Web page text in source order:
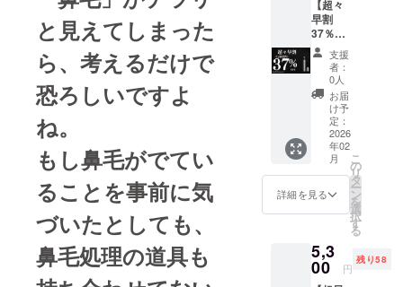
と見えてしまった
ら、考えるだけで
恐ろしいですよ
ね。
もし鼻毛がでてい
ることを事前に気
づいたとしても、
鼻毛処理の道具も
応援、よろ
しくお願い
いたしま
【超々
早割
37％OF
F】
NoseFit
Trimme
r x 1 一
般販売
予定価
格7,800
込）送
料当社
負担
【配送
時期】
着は
2026年
2月中の
支援
者：
0人
お届
け予
定：
2026
年02
月
詳細を見る
こ
の
リ
タ
ー
ン
を
選
択
す
る
5,3
00 円
残り58